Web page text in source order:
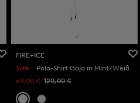
FIRE+ICE
Sale
Polo-Shirt Gaja in Mint/Weiß
69,00 € 120,00 €